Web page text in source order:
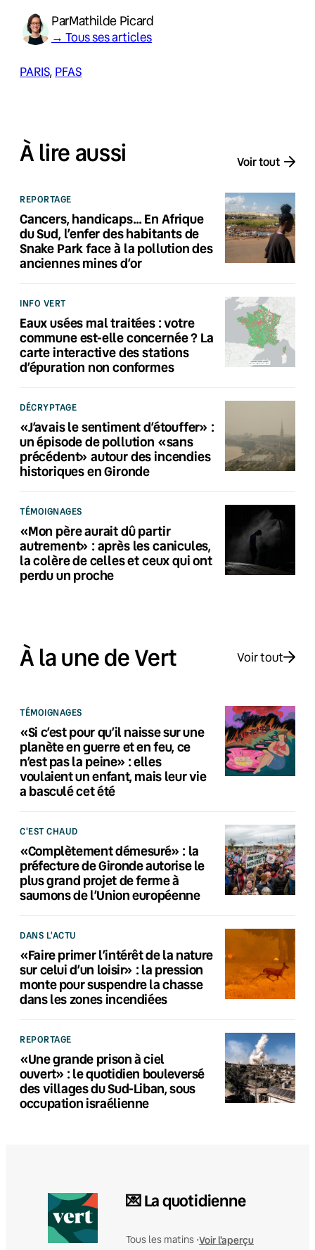
ParMathilde Picard
→ Tous ses articles
PARIS, PFAS
À lire aussi Voir tout
REPORTAGE
Cancers, handicaps… En Afrique
du Sud, l’enfer des habitants de
Snake Park face à la pollution des
anciennes mines d’or
INFO VERT
Eaux usées mal traitées : votre
commune est-elle concernée ? La
carte interactive des stations
d’épuration non conformes
DÉCRYPTAGE
«J’avais le sentiment d’étouffer» :
un épisode de pollution «sans
précédent» autour des incendies
historiques en Gironde
TÉMOIGNAGES
«Mon père aurait dû partir
autrement» : après les canicules,
la colère de celles et ceux qui ont
perdu un proche
À la une de Vert Voir tout
TÉMOIGNAGES
«Si c’est pour qu’il naisse sur une
planète en guerre et en feu, ce
n’est pas la peine» : elles
voulaient un enfant, mais leur vie
a basculé cet été
C'EST CHAUD
«Complètement démesuré» : la
préfecture de Gironde autorise le
plus grand projet de ferme à
saumons de l’Union européenne
DANS L'ACTU
«Faire primer l’intérêt de la nature
sur celui d’un loisir» : la pression
monte pour suspendre la chasse
dans les zones incendiées
REPORTAGE
«Une grande prison à ciel
ouvert» : le quotidien bouleversé
des villages du Sud-Liban, sous
occupation israélienne
💌 La quotidienne
Tous les matins •Voir l'aperçu